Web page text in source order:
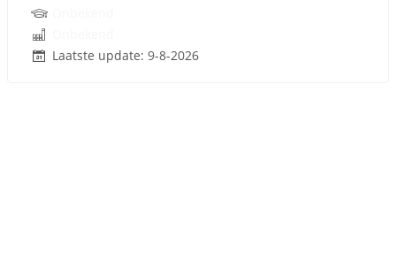
Laatste update: 9-8-2026